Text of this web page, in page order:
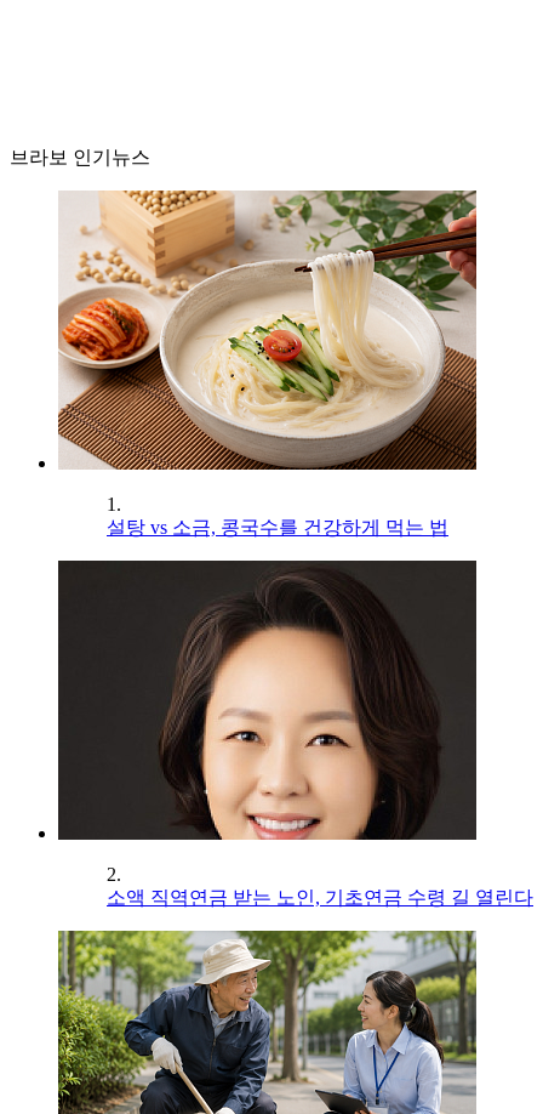
브라보 인기뉴스
1.
설탕 vs 소금, 콩국수를 건강하게 먹는 법
2.
소액 직역연금 받는 노인, 기초연금 수령 길 열린다